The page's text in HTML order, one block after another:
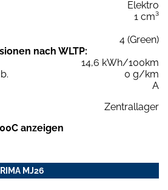
Elektro
1 cm³
4 (Green)
nach WLTP:
14,6 kWh/100km
0 g/km
A
Zentrallager
anzeigen
MJ26